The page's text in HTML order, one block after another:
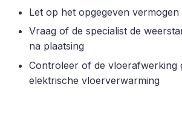
Let op het opgegeven
Vraag of de specialist de
na plaatsing
Controleer of de vloerafwerking
elektrische vloerverwarming